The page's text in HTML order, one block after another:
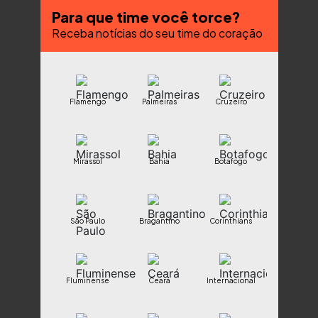
Para que time você torce?
Receba notícias do seu time do coração
Flamengo Palmeiras Cruzeiro
Mirassol Bahia Botafogo
São Paulo Bragantino Corinthians
Fluminense Ceará Internacional